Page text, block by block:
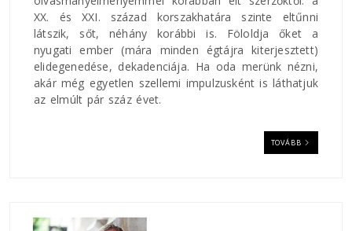
XX. és XXI. század korszakhatára szinte eltűnni
látszik, sőt, néhány korábbi is. Föloldja őket a
nyugati ember (mára minden égtájra kiterjesztett)
elidegenedése, dekadenciája. Ha oda merünk nézni,
akár még egyetlen szellemi impulzusként is láthatjuk
az elmúlt pár száz évet.
TOVÁBB